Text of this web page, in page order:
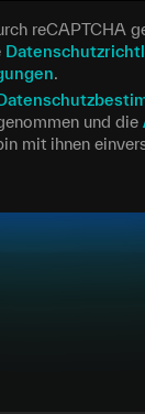
reCAPTCHA
.
und die
mit ihnen